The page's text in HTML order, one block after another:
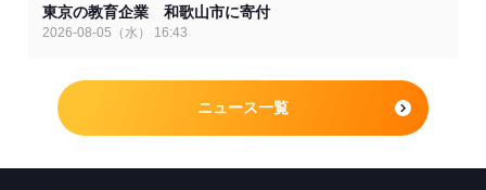
東京の教育企業 和歌山市に寄付
2026-08-05（水） 16:43
ニュース一覧